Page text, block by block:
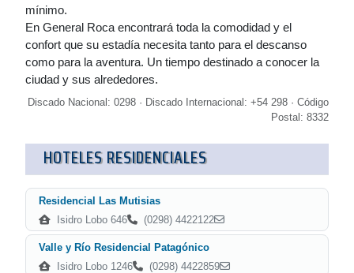
mínimo.
En General Roca encontrará toda la comodidad y el
confort que su estadía necesita tanto para el descanso
como para la aventura. Un tiempo destinado a conocer la
ciudad y sus alrededores.
Discado Nacional: 0298 · Discado Internacional: +54 298 · Código
Postal: 8332
HOTELES RESIDENCIALES
Residencial Las Mutisias
Isidro Lobo 646
(0298) 4422122
Valle y Río Residencial Patagónico
Isidro Lobo 1246
(0298) 4422859